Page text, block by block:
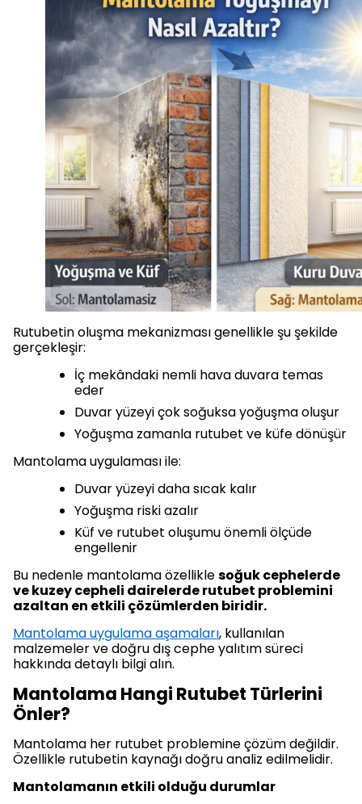
Rutubetin oluşma mekanizması genellikle şu şekilde
gerçekleşir:
İç mekândaki nemli hava duvara temas
eder
Duvar yüzeyi çok soğuksa yoğuşma oluşur
Yoğuşma zamanla rutubet ve küfe dönüşür
Mantolama uygulaması ile:
Duvar yüzeyi daha sıcak kalır
Yoğuşma riski azalır
Küf ve rutubet oluşumu önemli ölçüde
engellenir
Bu nedenle mantolama özelliklesoğuk cephelerde
ve kuzey cepheli dairelerde rutubet problemini
azaltan en etkili çözümlerden biridir.
Mantolama uygulama aşamaları, kullanılan
malzemeler ve doğru dış cephe yalıtım süreci
hakkında detaylı bilgi alın.
Mantolama Hangi Rutubet Türlerini
Önler?
Mantolama her rutubet problemine çözüm değildir.
Özellikle rutubetin kaynağı doğru analiz edilmelidir.
Mantolamanın etkili olduğu durumlar